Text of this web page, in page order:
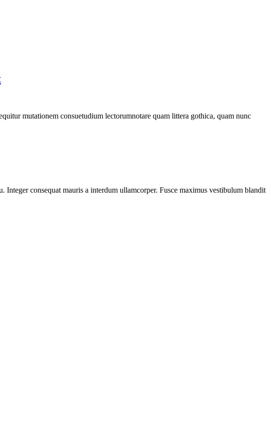
mutationem consuetudium lectorumnotare quam littera gothica, quam nunc
consequat mauris a interdum ullamcorper. Fusce maximus vestibulum blandit